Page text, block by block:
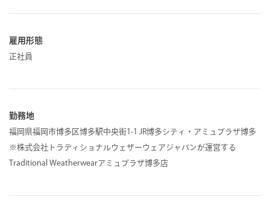
雇用形態
正社員
勤務地
福岡県福岡市博多区博多駅中央街1-1 JR博多シティ・アミュプラザ博多
※株式会社トラディショナルウェザーウェアジャパンが運営する
Traditional Weatherwearアミュプラザ博多店